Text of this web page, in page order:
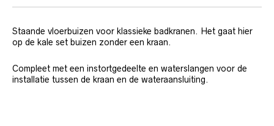
Staande vloerbuizen voor klassieke badkranen. Het gaat hier
op de kale set buizen zonder een kraan.
Compleet met een instortgedeelte en waterslangen voor de
installatie tussen de kraan en de wateraansluiting.